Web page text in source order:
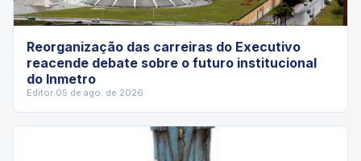
Reorganização das carreiras do Executivo
reacende debate sobre o futuro institucional
do Inmetro
Editor·05 de ago. de 2026